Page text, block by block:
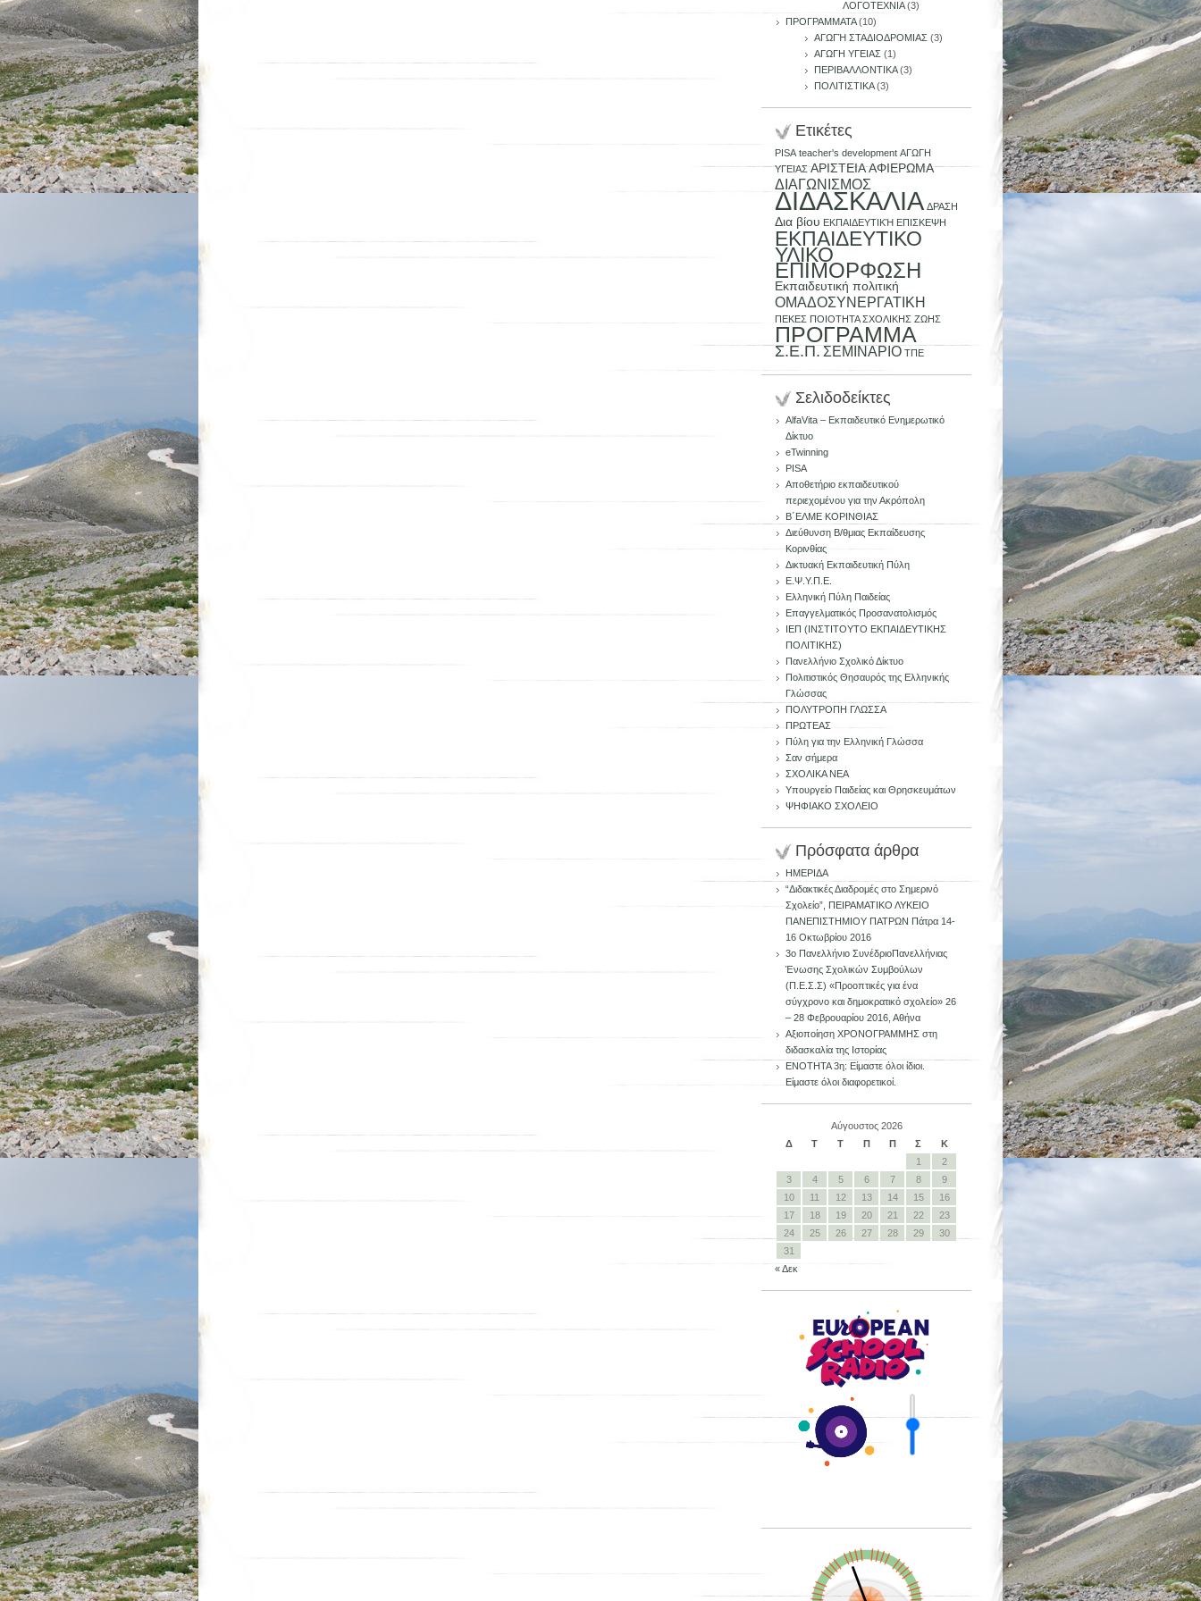
ΛΟΓΟΤΕΧΝΙΑ(3)
ΠΡΟΓΡΑΜΜΑΤΑ(10)
ΑΓΩΓΉ ΣΤΑΔΙΟΔΡΟΜΙΑΣ (3)
ΑΓΩΓΗ ΥΓΕΙΑΣ (1)
ΠΕΡΙΒΑΛΛΟΝΤΙΚΑ(3)
ΠΟΛΙΤΙΣΤΙΚΑ(3)
Ετικέτες
PISA teacher's development ΑΓΩΓΗ
ΥΓΕΙΑΣ ΑΡΙΣΤΕΙΑ ΑΦΙΕΡΩΜΑ
ΔΙΑΓΩΝΙΣΜΟΣ
ΔΙΔΑΣΚΑΛΙΑ ΔΡΑΣΗ
Δια βίου ΕΚΠΑΙΔΕΥΤΙΚΉ ΕΠΙΣΚΕΨΗ
ΕΚΠΑΙΔΕΥΤΙΚΟ
ΥΛΙΚΟ
ΕΠΙΜΟΡΦΩΣΗ
Εκπαιδευτική πολιτική
ΟΜΑΔΟΣΥΝΕΡΓΑΤΙΚΗ
ΠΕΚΕΣ ΠΟΙΟΤΗΤΑ ΣΧΟΛΙΚΗΣ ΖΩΗΣ
ΠΡΟΓΡΑΜΜΑ
Σ.Ε.Π. ΣΕΜΙΝΑΡΙΟ ΤΠΕ
Σελιδοδείκτες
AlfaVita – Εκπαιδευτικό Ενημερωτικό
Δίκτυο
eTwinning
PISA
Αποθετήριο εκπαιδευτικού
περιεχομένου για την Ακρόπολη
Β΄ΕΛΜΕ ΚΟΡΙΝΘΙΑΣ
Διεύθυνση Β/θμιας Εκπαίδευσης
Κορινθίας
Δικτυακή Εκπαιδευτική Πύλη
Ε.Ψ.Υ.Π.Ε.
Ελληνική Πύλη Παιδείας
Επαγγελματικός Προσανατολισμός
ΙΕΠ (ΙΝΣΤΙΤΟΥΤΟ ΕΚΠΑΙΔΕΥΤΙΚΗΣ
ΠΟΛΙΤΙΚΗΣ)
Πανελλήνιο Σχολικό Δίκτυο
Πολιτιστικός Θησαυρός της Ελληνικής
Γλώσσας
ΠΟΛΥΤΡΟΠΗ ΓΛΩΣΣΑ
ΠΡΩΤΕΑΣ
Πύλη για την Ελληνική Γλώσσα
Σαν σήμερα
ΣΧΟΛΙΚΑ ΝΕΑ
Υπουργείο Παιδείας και Θρησκευμάτων
ΨΗΦΙΑΚΟ ΣΧΟΛΕΙΟ
Πρόσφατα άρθρα
ΗΜΕΡΙΔΑ
“Διδακτικές Διαδρομές στο Σημερινό
Σχολείο”, ΠΕΙΡΑΜΑΤΙΚΟ ΛΥΚΕΙΟ
ΠΑΝΕΠΙΣΤΗΜΙΟΥ ΠΑΤΡΩΝ Πάτρα 14-
16 Οκτωβρίου 2016
3ο Πανελλήνιο ΣυνέδριοΠανελλήνιας
Ένωσης Σχολικών Συμβούλων
(Π.Ε.Σ.Σ) «Προοπτικές για ένα
σύγχρονο και δημοκρατικό σχολείο» 26
– 28 Φεβρουαρίου 2016, Αθήνα
Αξιοποίηση ΧΡΟΝΟΓΡΑΜΜΗΣ στη
διδασκαλία της Ιστορίας
ΕΝΟΤΗΤΑ 3η: Είμαστε όλοι ίδιοι.
Είμαστε όλοι διαφορετικοί.
Αύγουστος 2026
Δ
Τ Τ Π Π Σ
Κ
1
2
3
4 5 6 7 8
9
10
11 12 13 14 15
16
17
18 19 20 21 22
23
24
25 26 27 28 29
30
31
« Δεκ